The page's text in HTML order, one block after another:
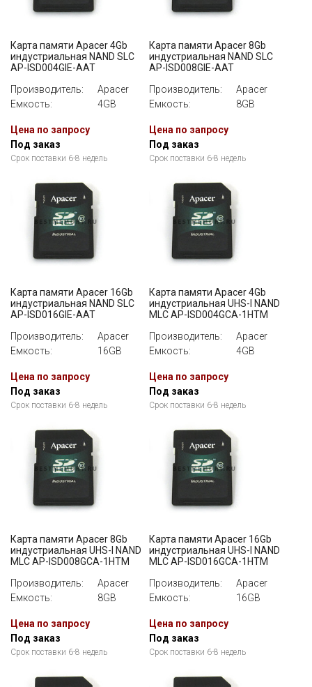
Карта памяти Apacer 4Gb
индустриальная NAND SLC
AP-ISD004GIE-AAT
Производитель:
Apacer
Емкость:
4GB
Цена по запросу
Под заказ
Срок поставки 6-8 недель
Карта памяти Apacer 8Gb
индустриальная NAND SLC
AP-ISD008GIE-AAT
Производитель:
Apacer
Емкость:
8GB
Цена по запросу
Под заказ
Срок поставки 6-8 недель
Карта памяти Apacer 16Gb
индустриальная NAND SLC
AP-ISD016GIE-AAT
Производитель:
Apacer
Емкость:
16GB
Цена по запросу
Под заказ
Срок поставки 6-8 недель
Карта памяти Apacer 4Gb
индустриальная UHS-I NAND
MLC AP-ISD004GCA-1HTM
Производитель:
Apacer
Емкость:
4GB
Цена по запросу
Под заказ
Срок поставки 6-8 недель
Карта памяти Apacer 8Gb
индустриальная UHS-I NAND
MLC AP-ISD008GCA-1HTM
Производитель:
Apacer
Емкость:
8GB
Цена по запросу
Под заказ
Срок поставки 6-8 недель
Карта памяти Apacer 16Gb
индустриальная UHS-I NAND
MLC AP-ISD016GCA-1HTM
Производитель:
Apacer
Емкость:
16GB
Цена по запросу
Под заказ
Срок поставки 6-8 недель